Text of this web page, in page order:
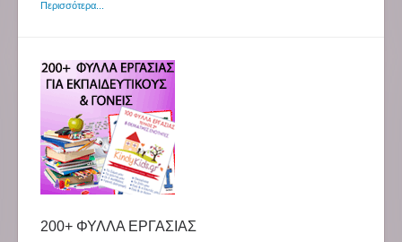
Περισσότερα...
200+ ΦΥΛΛΑ ΕΡΓΑΣΙΑΣ